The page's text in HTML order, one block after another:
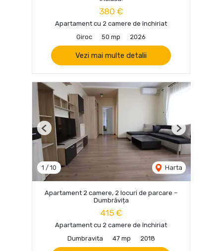
380 €
Apartament cu 2 camere de închiriat
Giroc
50 mp 2026
Vezi mai multe detalii
1 / 10 Harta
Previous Next
Apartament 2 camere, 2 locuri de parcare –
Dumbrăvița
415 €
Apartament cu 2 camere de închiriat
Dumbravita
47 mp 2018